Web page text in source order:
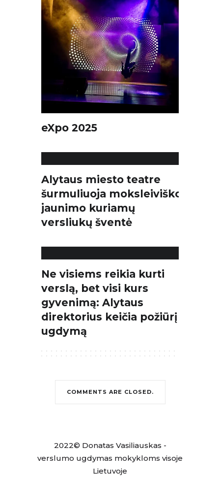
eXpo 2025
Alytaus miesto teatre
šurmuliuoja moksleiviško
jaunimo kuriamų
versliukų šventė
Ne visiems reikia kurti
verslą, bet visi kurs
gyvenimą: Alytaus
direktorius keičia požiūrį į
ugdymą
COMMENTS ARE CLOSED.
2022© Donatas Vasiliauskas -
verslumo ugdymas mokykloms visoje
Lietuvoje